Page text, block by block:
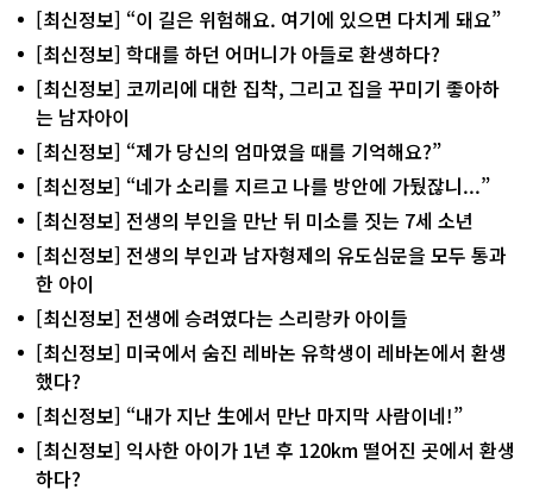
[최신정보] “이 길은 위험해요. 여기에 있으면 다치게 돼요”
[최신정보] 학대를 하던 어머니가 아들로 환생하다?
[최신정보] 코끼리에 대한 집착, 그리고 집을 꾸미기 좋아하
는 남자아이
[최신정보] “제가 당신의 엄마였을 때를 기억해요?”
[최신정보] “네가 소리를 지르고 나를 방안에 가뒀잖니...”
[최신정보] 전생의 부인을 만난 뒤 미소를 짓는 7세 소년
[최신정보] 전생의 부인과 남자형제의 유도심문을 모두 통과
한 아이
[최신정보] 전생에 승려였다는 스리랑카 아이들
[최신정보] 미국에서 숨진 레바논 유학생이 레바논에서 환생
했다?
[최신정보] “내가 지난 生에서 만난 마지막 사람이네!”
[최신정보] 익사한 아이가 1년 후 120km 떨어진 곳에서 환생
하다?